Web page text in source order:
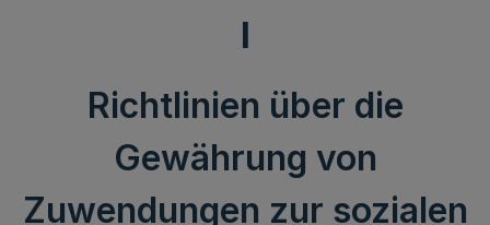
I
Richtlinien über die
Gewährung von
Zuwendungen zur sozialen